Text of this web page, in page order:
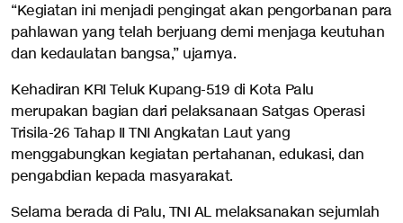
“Kegiatan ini menjadi pengingat akan pengorbanan para
pahlawan yang telah berjuang demi menjaga keutuhan
dan kedaulatan bangsa,” ujarnya.
Kehadiran KRI Teluk Kupang-519 di Kota Palu
merupakan bagian dari pelaksanaan Satgas Operasi
Trisila-26 Tahap II TNI Angkatan Laut yang
menggabungkan kegiatan pertahanan, edukasi, dan
pengabdian kepada masyarakat.
Selama berada di Palu, TNI AL melaksanakan sejumlah